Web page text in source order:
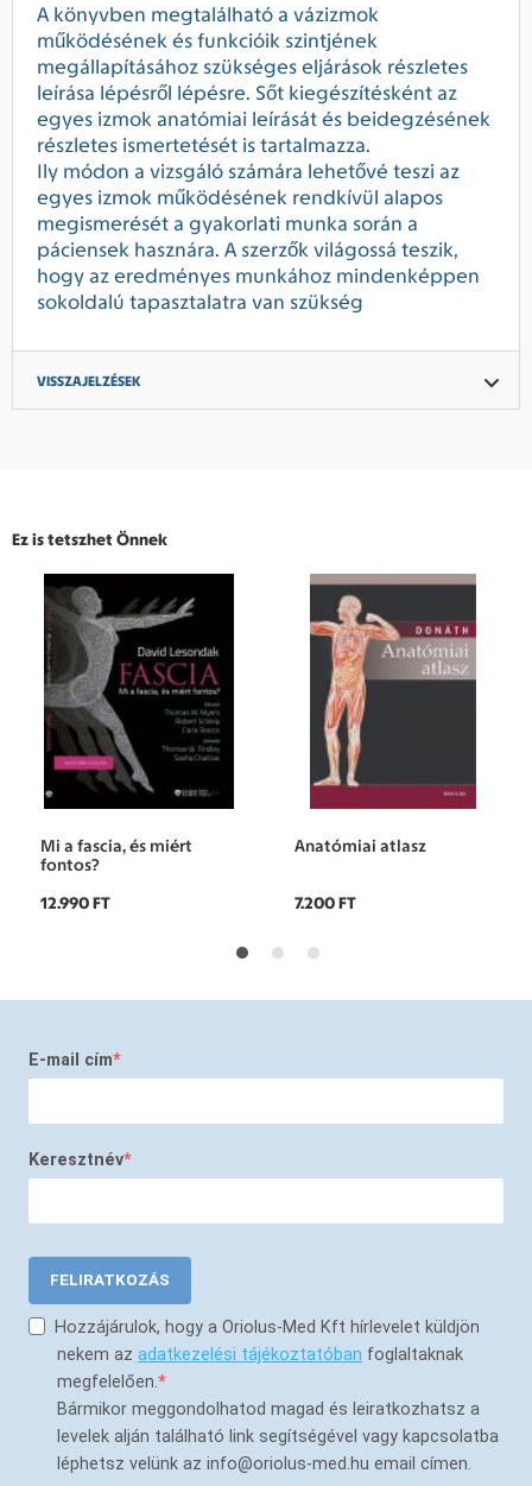
A könyvben megtalálható a vázizmok
működésének és funkcióik szintjének
megállapításához szükséges eljárások részletes
leírása lépésről lépésre. Sőt kiegészítésként az
egyes izmok anatómiai leírását és beidegzésének
részletes ismertetését is tartalmazza.
Ily módon a vizsgáló számára lehetővé teszi az
egyes izmok működésének rendkívül alapos
megismerését a gyakorlati munka során a
páciensek hasznára. A szerzők világossá teszik,
hogy az eredményes munkához mindenképpen
sokoldalú tapasztalatra van szükség
VISSZAJELZÉSEK
Ez is tetszhet Önnek
Mi a fascia, és miért
fontos?
12.990 FT
Anatómiai atlasz
7.200 FT
E-mail cím
Keresztnév
FELIRATKOZÁS
Hozzájárulok, hogy a Oriolus-Med Kft hírlevelet küldjön
nekem az adatkezelési tájékoztatóban foglaltaknak
megfelelően.
Bármikor meggondolhatod magad és leiratkozhatsz a
levelek alján található link segítségével vagy kapcsolatba
léphetsz velünk az info@oriolus-med.hu email címen.